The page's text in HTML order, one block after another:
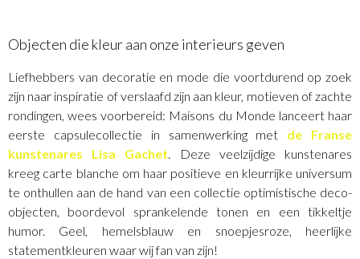
Objecten die kleur aan onze interieurs geven
Liefhebbers van decoratie en mode die voortdurend op zoek
zijn naar inspiratie of verslaafd zijn aan kleur, motieven of zachte
rondingen, wees voorbereid: Maisons du Monde lanceert haar
eerste capsulecollectie in samenwerking met de Franse
kunstenares Lisa Gachet. Deze veelzijdige kunstenares
kreeg carte blanche om haar positieve en kleurrijke universum
te onthullen aan de hand van een collectie optimistische deco-
objecten, boordevol sprankelende tonen en een tikkeltje
humor. Geel, hemelsblauw en snoepjesroze, heerlijke
statementkleuren waar wij fan van zijn!